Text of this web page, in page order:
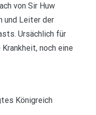
von Sir Huw
und Leiter der
Ursächlich für
noch eine
Königreich